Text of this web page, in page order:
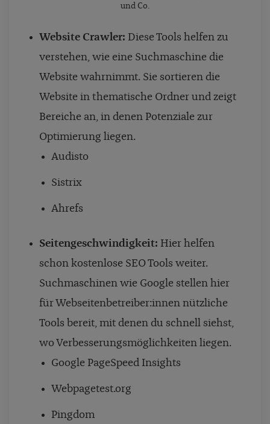
und Co.
Website Crawler: Diese Tools helfen zu
verstehen, wie eine Suchmaschine die
Website wahrnimmt. Sie sortieren die
Website in thematische Ordner und zeigt
Bereiche an, in denen Potenziale zur
Optimierung liegen.
Audisto
Sistrix
Ahrefs
Seitengeschwindigkeit: Hier helfen
schon kostenlose SEO Tools weiter.
Suchmaschinen wie Google stellen hier
für Webseitenbetreiber:innen nützliche
Tools bereit, mit denen du schnell siehst,
wo Verbesserungsmöglichkeiten liegen.
Google PageSpeed Insights
Webpagetest.org
Pingdom